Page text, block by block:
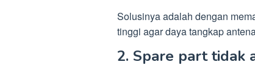
Solusinya adalah dengan
tinggi agar daya tangkap
2. Spare part tidak